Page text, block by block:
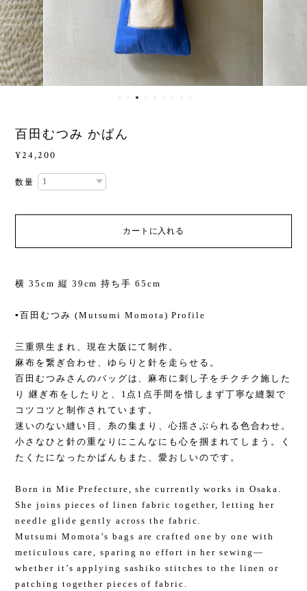
百田むつみ かばん
¥24,200
数量
カートに入れる
横 35cm 縦 39cm 持ち手 65cm
▪️百田むつみ (Mutsumi Momota) Profile
三重県生まれ、現在大阪にて制作。
麻布を繋ぎ合わせ、ゆらりと針を走らせる。
百田むつみさんのバッグは、麻布に刺し子をチクチク施した
り 継ぎ布をしたりと、1点1点手間を惜しまず丁寧な縫製で
コツコツと制作されています。
迷いのない縫い目、糸の集まり、心揺さぶられる色合わせ。
小さなひと針の重なりにこんなにも心を掴まれてしまう。く
たくたになったかばんもまた、愛おしいのです。
Born in Mie Prefecture, she currently works in Osaka.
She joins pieces of linen fabric together, letting her
needle glide gently across the fabric.
Mutsumi Momota’s bags are crafted one by one with
meticulous care, sparing no effort in her sewing—
whether it’s applying sashiko stitches to the linen or
patching together pieces of fabric.